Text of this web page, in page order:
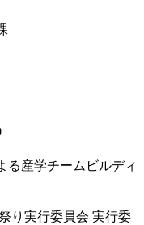
る産学チームビルディ
り実行委員会 実行委